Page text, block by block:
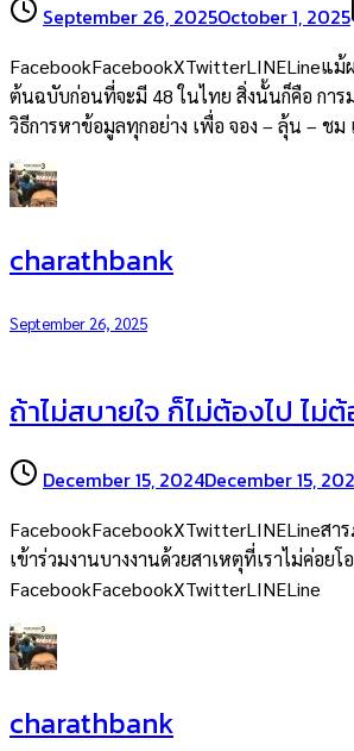
September 26, 2025October 1, 2025
FacebookFacebookXTwitterLINELineแ
ต้นฉบับก่อนที่จะมี 48 ในไทย สิ่งนั้นก็คือ การ
วิธีการหาข้อมูลทุกอย่าง เพื่อ จอง – ลุ้น – ช
charathbank
September 26, 2025
ถ้าไม่สบายใจ ก็ไม่ต้องไป ไม่
December 15, 2024December 15,
FacebookFacebookXTwitterLINELineส
เข้าร่วมงานบางงานด้วยสาเหตุที่เราไม่ค่อย
FacebookFacebookXTwitterLINELine
charathbank